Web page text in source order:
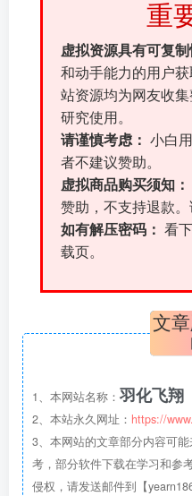
重
虚拟资源具有可复制
和动手能力的用户
站资源均为网友收
研究使用。
请谨慎考虑： 小白
者不建议赞助。
虚拟商品购买须知：
赞助，不支持退款。
如有解压密码： 看
载页。
文
1、本网站名称： 羽化飞翔
2、本站永久网址： https://
3、本网站的文章部分内容可
考，部分软件下载在学习和参
侵权，请发送邮件到【